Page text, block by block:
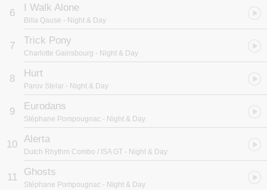
的听觉气氛，让Hotel Costes成为巴黎新地标之一、最受欢迎的顶级
聚会厅所，Stephane Pompougnac也成为沙发音乐的指标性人物、
全球名流时尚圈最爱的超级DJ，包括Chanel、Gucci、Dom
Perignon、Saks 5th Avenue、、等世界一流精品发表展演都特别邀
请他来负责音乐DJ演出。
Night & Day是Stephane Pompougnac2011年最新精选混音2CD专
辑、也是最能完整代表史蒂芬音乐风格的代表作！整张2CD专辑一共
收录27首曲目，以CD1「日」和CD2「夜」两个主题谱出个别音乐故
事、多层次的乐声创造出两个截然不同的音像世界：清新愉悦的日与
弛放舞动的夜，一贯个人独特的法式优雅浪漫品味，不断的追求自我
创新，Stephane Pompougnac在本张2CD混音专辑中精选电子、硬
地、流行民谣、爵士、世界、灵魂等多种音乐风格曲目，以trip-
hop、downtempo缓拍节奏巧妙的拼贴串联每段旋律、营造出最舒服
缤纷时尚的白天与黑夜。
6 I Walk Alone
Billa Qause - Night & Day
7 Trick Pony
Charlotte Gainsbourg - Night & Day
8 Hurt
Parov Stelar - Night & Day
9 Eurodans
Stéphane Pompougnac - Night & Day
10 Alerta
Dutch Rhythm Combo / ISA GT - Night & Day
11 Ghosts
Stéphane Pompougnac - Night & Day